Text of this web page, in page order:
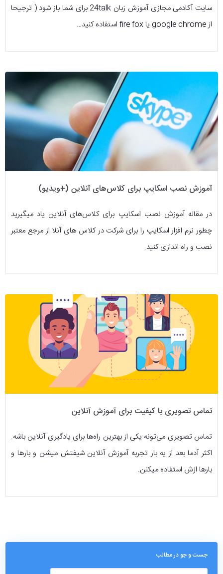
سایت آکادمی مجازی آموزش زبان 24talk برای شما باز شود ( ترجیحا
از google chrome یا fire fox استفاده کنید…
آموزش نصب اسکایپ برای کلاس‌های آنلاین (+ویدیو)
در مقاله آموزش نصب اسکایپ برای کلاس‌های آنلاین یاد میگیرید
چطور نرم افزار اسکایپ را برای شرکت در کلاس های آنلا از مرجع معتبر
نصب و راه اندازی کنید.
تماس تصویری با کیفیت برای آموزش آنلاین
تماس تصویری می‌تونه یکی از بهترین راه‌ها برای یادگیری آنلاین باشه.
اکثر آدما بعد از یه بار تجربه آموزش آنلاین شیفتش میشن و بارها و
بارها ازش استفاده میکنن.
جست و جو در مطالب